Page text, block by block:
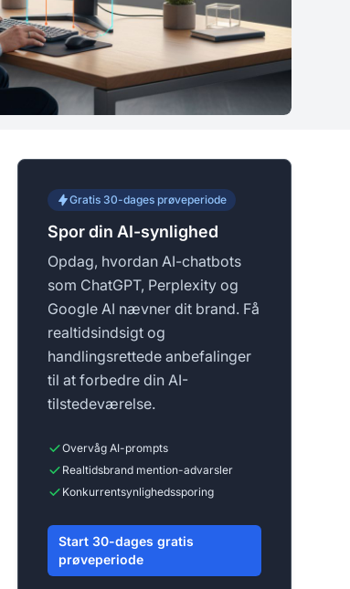
Gratis 30-dages prøveperiode
Spor din AI-synlighed
Opdag, hvordan AI-chatbots
som ChatGPT, Perplexity og
Google AI nævner dit brand. Få
realtidsindsigt og
handlingsrettede anbefalinger
til at forbedre din AI-
tilstedeværelse.
Overvåg AI-prompts
Realtidsbrand mention-advarsler
Konkurrentsynlighedssporing
Start 30-dages gratis
prøveperiode